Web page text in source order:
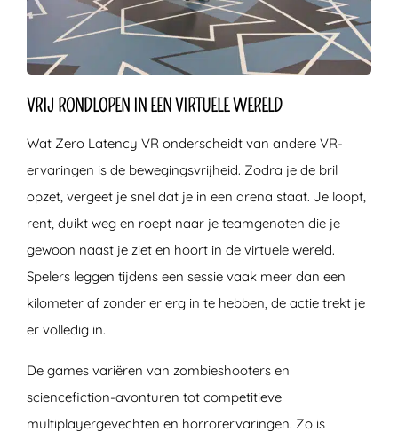
VRIJ RONDLOPEN IN EEN VIRTUELE WERELD
Wat Zero Latency VR onderscheidt van andere VR-
ervaringen is de bewegingsvrijheid. Zodra je de bril
opzet, vergeet je snel dat je in een arena staat. Je loopt,
rent, duikt weg en roept naar je teamgenoten die je
gewoon naast je ziet en hoort in de virtuele wereld.
Spelers leggen tijdens een sessie vaak meer dan een
kilometer af zonder er erg in te hebben, de actie trekt je
er volledig in.
De games variëren van zombieshooters en
sciencefiction-avonturen tot competitieve
multiplayergevechten en horrorervaringen. Zo is